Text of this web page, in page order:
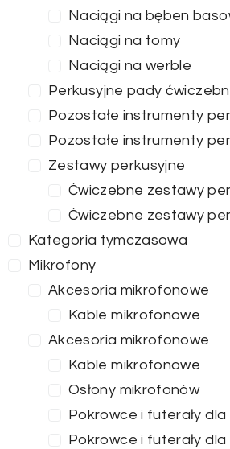
Naciągi na bęben
Naciągi na tomy
Naciągi na werble
Perkusyjne pady
Pozostałe instrumenty
Pozostałe instrumenty
Zestawy perkusyjne
Ćwiczebne zestawy
Ćwiczebne zestawy
Kategoria tymczasowa
Mikrofony
Akcesoria mikrofonowe
Kable mikrofonowe
Akcesoria mikrofonowe
Kable mikrofonowe
Osłony mikrofonów
Pokrowce i futerały
Pokrowce i futerały